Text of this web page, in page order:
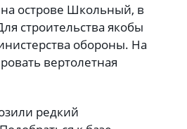
острове Школьный, в
строительства якобы
обороны. На
вертолетная
редкий